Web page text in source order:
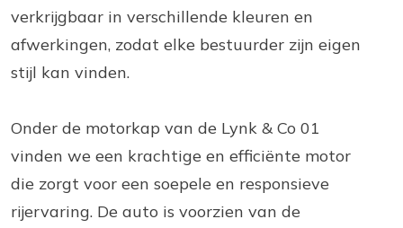
verkrijgbaar in verschillende kleuren en
afwerkingen, zodat elke bestuurder zijn eigen
stijl kan vinden.
Onder de motorkap van de Lynk & Co 01
vinden we een krachtige en efficiënte motor
die zorgt voor een soepele en responsieve
rijervaring. De auto is voorzien van de